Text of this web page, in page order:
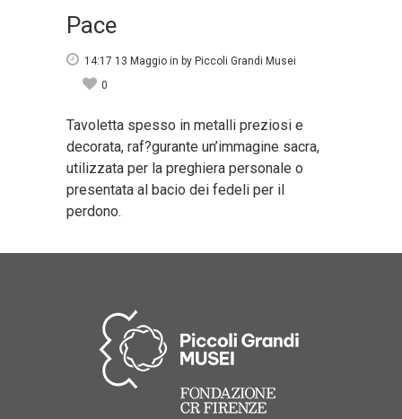
Pace
14:17 13 Maggio in by Piccoli Grandi Musei
0
Tavoletta spesso in metalli preziosi e
decorata, raf?gurante un’immagine sacra,
utilizzata per la preghiera personale o
presentata al bacio dei fedeli per il
perdono.